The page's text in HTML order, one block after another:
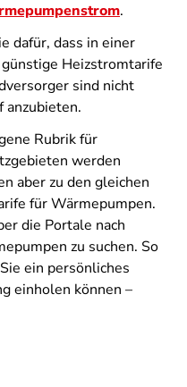
.
dafür, dass in einer
Heizstromtarife
sind nicht
anzubieten.
Rubrik für
werden
aber zu den gleichen
für Wärmepumpen.
die Portale nach
zu suchen. So
ein persönliches
einholen können –